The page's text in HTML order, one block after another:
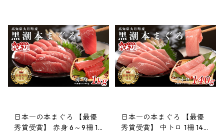
日本一の本まぐろ 【最優
秀賞受賞】 赤身 6～9柵 1k
日本一の本まぐろ 【最優
秀賞受賞】 中トロ 1柵 140